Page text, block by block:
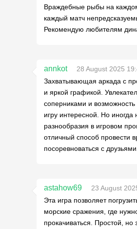
Враждебные рыбы на
каждый матч
Рекомендую любителям
annkot
28 August 2025
Захватывающая аркада с
и яркой графикой.
соперниками и
игру интересной. Но иногда
разнообразия в игровом
отличный способ провести
посоревноваться с друзьями.
astahow69
23 August
Эта игра позволяет
морские сражения, где
прокачиваться. Простой, но